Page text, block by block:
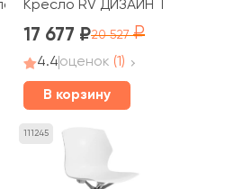
/ Solo (SLP-205)
Кресло RV ДИЗАЙН Тед / Ted
17 677 20 527
4.4оценок (1)
В корзину
111245